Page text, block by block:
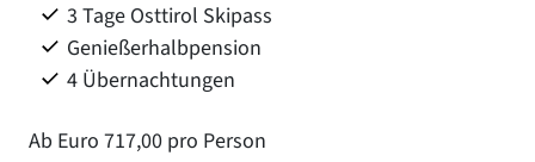
3 Tage Osttirol Skipass
Genießerhalbpension
4 Übernachtungen
Ab Euro 717,00 pro Person